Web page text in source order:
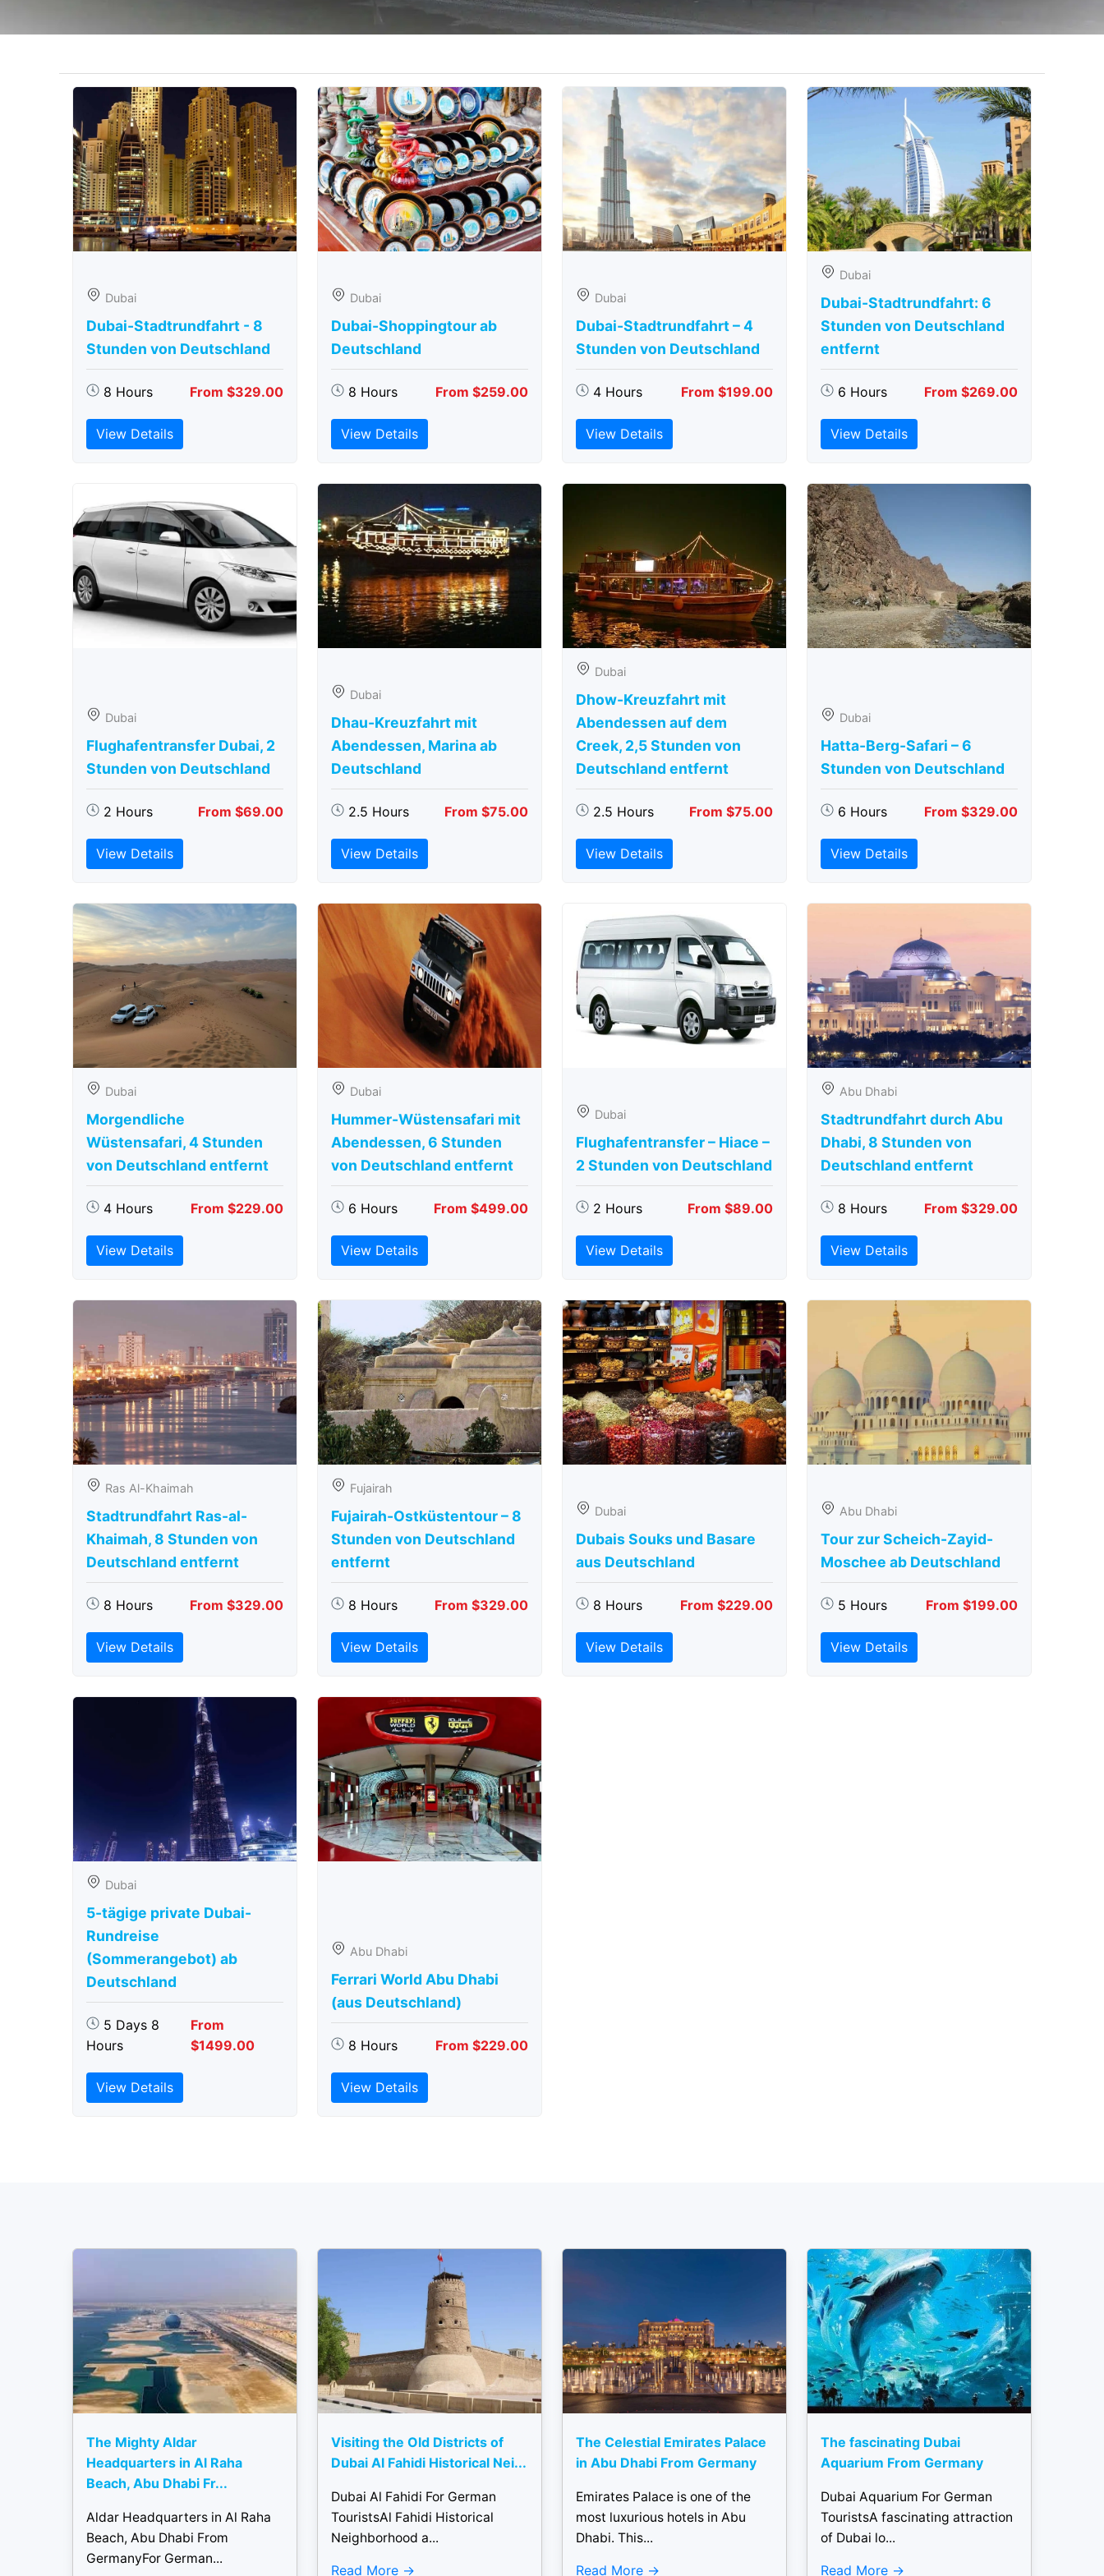
Dubai
Dubai-Stadtrundfahrt - 8
Stunden von Deutschland
8 Hours From $329.00
View Details
Dubai
Dubai-Shoppingtour ab
Deutschland
8 Hours From $259.00
View Details
Dubai
Dubai-Stadtrundfahrt – 4
Stunden von Deutschland
4 Hours From $199.00
View Details
Dubai
Dubai-Stadtrundfahrt: 6
Stunden von Deutschland
entfernt
6 Hours From $269.00
View Details
Dubai
Flughafentransfer Dubai, 2
Stunden von Deutschland
2 Hours From $69.00
View Details
Dubai
Dhau-Kreuzfahrt mit
Abendessen, Marina ab
Deutschland
2.5 Hours From $75.00
View Details
Dubai
Dhow-Kreuzfahrt mit
Abendessen auf dem
Creek, 2,5 Stunden von
Deutschland entfernt
2.5 Hours From $75.00
View Details
Dubai
Hatta-Berg-Safari – 6
Stunden von Deutschland
6 Hours From $329.00
View Details
Dubai
Morgendliche
Wüstensafari, 4 Stunden
von Deutschland entfernt
4 Hours From $229.00
View Details
Dubai
Hummer-Wüstensafari mit
Abendessen, 6 Stunden
von Deutschland entfernt
6 Hours From $499.00
View Details
Dubai
Flughafentransfer – Hiace –
2 Stunden von Deutschland
2 Hours From $89.00
View Details
Abu Dhabi
Stadtrundfahrt durch Abu
Dhabi, 8 Stunden von
Deutschland entfernt
8 Hours From $329.00
View Details
Ras Al-Khaimah
Stadtrundfahrt Ras-al-
Khaimah, 8 Stunden von
Deutschland entfernt
8 Hours From $329.00
View Details
Fujairah
Fujairah-Ostküstentour – 8
Stunden von Deutschland
entfernt
8 Hours From $329.00
View Details
Dubai
Dubais Souks und Basare
aus Deutschland
8 Hours From $229.00
View Details
Abu Dhabi
Tour zur Scheich-Zayid-
Moschee ab Deutschland
5 Hours From $199.00
View Details
Dubai
5-tägige private Dubai-
Rundreise
(Sommerangebot) ab
Deutschland
5 Days 8
Hours
From
$1499.00
View Details
Abu Dhabi
Ferrari World Abu Dhabi
(aus Deutschland)
8 Hours From $229.00
View Details
The Mighty Aldar
Headquarters in Al Raha
Beach, Abu Dhabi Fr...
Aldar Headquarters in Al Raha
Beach, Abu Dhabi From
GermanyFor German...
Visiting the Old Districts of
Dubai Al Fahidi Historical Nei...
Dubai Al Fahidi For German
TouristsAl Fahidi Historical
Neighborhood a...
Read More
The Celestial Emirates Palace
in Abu Dhabi From Germany
Emirates Palace is one of the
most luxurious hotels in Abu
Dhabi. This...
Read More
The fascinating Dubai
Aquarium From Germany
Dubai Aquarium For German
TouristsA fascinating attraction
of Dubai lo...
Read More